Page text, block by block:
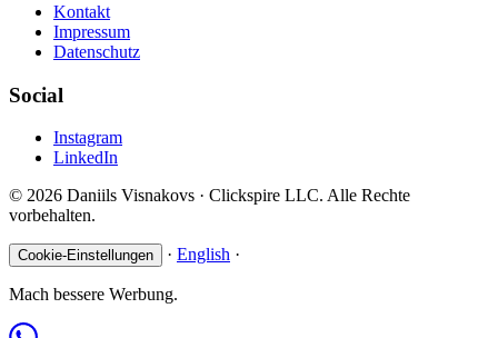
Kontakt
Impressum
Datenschutz
Social
Instagram
LinkedIn
© 2026 Daniils Visnakovs · Clickspire LLC. Alle Rechte
vorbehalten.
Cookie-Einstellungen · English ·
Mach bessere Werbung.